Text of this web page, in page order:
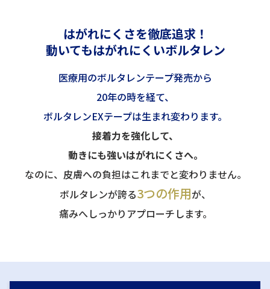
はがれにくさを徹底追求！
動いてもはがれにくいボルタレン
医療用のボルタレンテープ発売から
20年の時を経て、
ボルタレンEXテープは生まれ変わります。
接着力を強化して、
動きにも強いはがれにくさへ。
なのに、皮膚への負担はこれまでと変わりません。
ボルタレンが誇る3つの作用が、
痛みへしっかりアプローチします。